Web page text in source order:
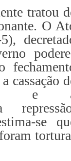
tratou
O
cassação
e
se